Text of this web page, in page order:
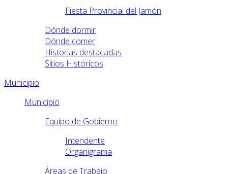
Fiesta Provincial del Jamón
Dónde dormir
Dónde comer
Historias destacadas
Sitios Históricos
Municipio
Municipio
Equipo de Gobierno
Intendente
Organigrama
Áreas de Trabajo